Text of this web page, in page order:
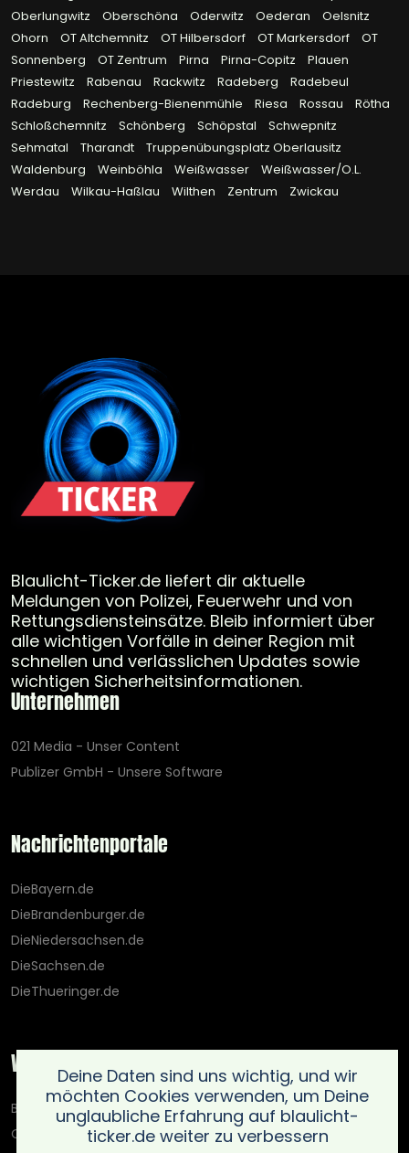
Oberlungwitz
Oberschöna Oderwitz Oederan
Oelsnitz
Ohorn
OT Altchemnitz OT Hilbersdorf OT Markersdorf
OT
Sonnenberg
OT Zentrum Pirna Pirna-Copitz
Plauen
Priestewitz
Rabenau Rackwitz Radeberg
Radebeul
Radeburg
Rechenberg-Bienenmühle Riesa Rossau
Rötha
Schloßchemnitz
Schönberg Schöpstal
Schwepnitz
Sehmatal
Tharandt
Truppenübungsplatz Oberlausitz
Waldenburg
Weinböhla Weißwasser
Weißwasser/O.L.
Werdau
Wilkau-Haßlau Wilthen Zentrum Zwickau
Blaulicht-Ticker.de liefert dir aktuelle
Meldungen von Polizei, Feuerwehr und von
Rettungsdiensteinsätze. Bleib informiert über
alle wichtigen Vorfälle in deiner Region mit
schnellen und verlässlichen Updates sowie
wichtigen Sicherheitsinformationen.
Unternehmen
021 Media - Unser Content
Publizer GmbH - Unsere Software
Nachrichtenportale
DieBayern.de
DieBrandenburger.de
DieNiedersachsen.de
DieSachsen.de
DieThueringer.de
Weitere Portale
Blaulicht-Ticker.de
Oberlausitz.holiday
Deine Daten sind uns wichtig, und wir
möchten Cookies verwenden, um Deine
unglaubliche Erfahrung auf blaulicht-
ticker.de weiter zu verbessern